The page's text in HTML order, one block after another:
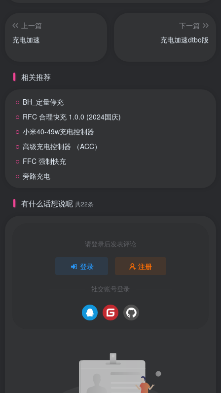
上一篇
充电加速
下一篇
充电加速dtbo版
相关推荐
BH_定量停充
RFC 合理快充 1.0.0 (2024国庆)
小米40-49w充电控制器
高级充电控制器 （ACC）
FFC 强制快充
旁路充电
有什么话想说呢 共22条
请登录后发表评论
登录 注册
社交账号登录